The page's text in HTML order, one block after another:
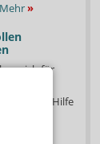
Mehr»
sich für
schnelle Hilfe